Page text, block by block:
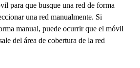
para que busque una red de forma
una red manualmente. Si
manual, puede ocurrir que el móvil
del área de cobertura de la red